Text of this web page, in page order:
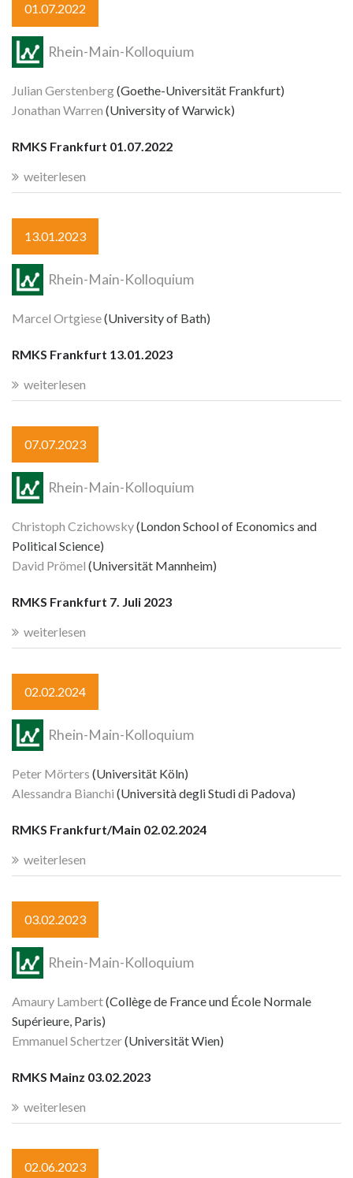
01.07.2022
Rhein-Main-Kolloquium
Julian Gerstenberg(Goethe-Universität Frankfurt)
Jonathan Warren (University of Warwick)
RMKS Frankfurt 01.07.2022
weiterlesen
13.01.2023
Rhein-Main-Kolloquium
Marcel Ortgiese(University of Bath)
RMKS Frankfurt 13.01.2023
weiterlesen
07.07.2023
Rhein-Main-Kolloquium
Christoph Czichowsky(London School of Economics and
Political Science)
David Prömel (Universität Mannheim)
RMKS Frankfurt 7. Juli 2023
weiterlesen
02.02.2024
Rhein-Main-Kolloquium
Peter Mörters (Universität Köln)
Alessandra Bianchi (Università degli Studi di Padova)
RMKS Frankfurt/Main 02.02.2024
weiterlesen
03.02.2023
Rhein-Main-Kolloquium
Amaury Lambert(Collège de France und École Normale
Supérieure, Paris)
Emmanuel Schertzer(Universität Wien)
RMKS Mainz 03.02.2023
weiterlesen
02.06.2023